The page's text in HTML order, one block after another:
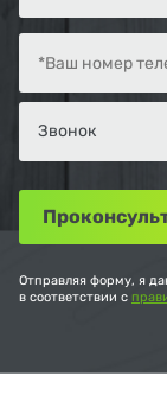
Отправляя форму, я
в соответствии с